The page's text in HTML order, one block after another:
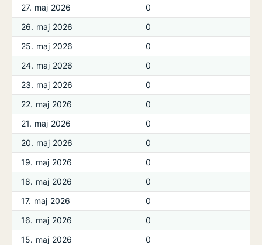
27. maj 2026
0
26. maj 2026
0
25. maj 2026
0
24. maj 2026
0
23. maj 2026
0
22. maj 2026
0
21. maj 2026
0
20. maj 2026
0
19. maj 2026
0
18. maj 2026
0
17. maj 2026
0
16. maj 2026
0
15. maj 2026
0